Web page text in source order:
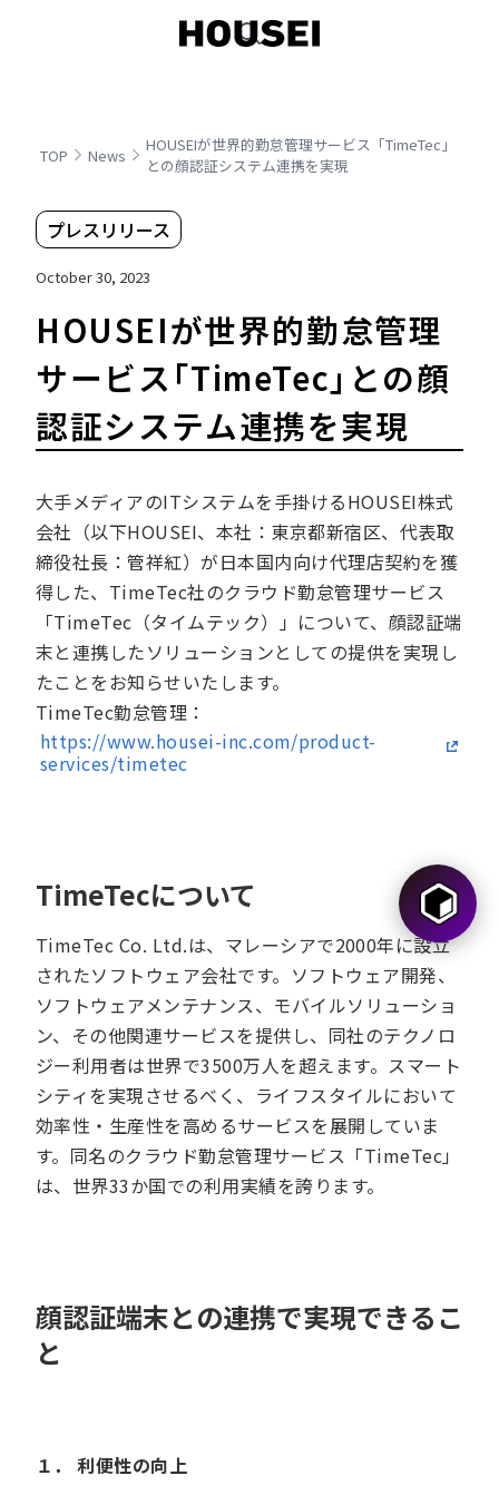
TOP News
HOUSEIが世界的勤怠管理サービス「TimeTec」
との顔認証システム連携を実現
プレスリリース
October 30, 2023
HOUSEIが世界的勤怠管理
サービス「TimeTec」との顔
認証システム連携を実現
大手メディアのITシステムを手掛けるHOUSEI株式
会社（以下HOUSEI、本社：東京都新宿区、代表取
締役社長：管祥紅）が日本国内向け代理店契約を獲
得した、TimeTec社のクラウド勤怠管理サービス
「TimeTec（タイムテック）」について、顔認証端
末と連携したソリューションとしての提供を実現し
たことをお知らせいたします。
TimeTec勤怠管理：
https://www.housei-inc.com/product-
services/timetec
TimeTecについて
TimeTec Co. Ltd.は、マレーシアで2000年に設立
されたソフトウェア会社です。ソフトウェア開発、
ソフトウェアメンテナンス、モバイルソリューショ
ン、その他関連サービスを提供し、同社のテクノロ
ジー利用者は世界で3500万人を超えます。スマート
シティを実現させるべく、ライフスタイルにおいて
効率性・生産性を高めるサービスを展開していま
す。同名のクラウド勤怠管理サービス「TimeTec」
は、世界33か国での利用実績を誇ります。
顔認証端末との連携で実現できるこ
と
１． 利便性の向上